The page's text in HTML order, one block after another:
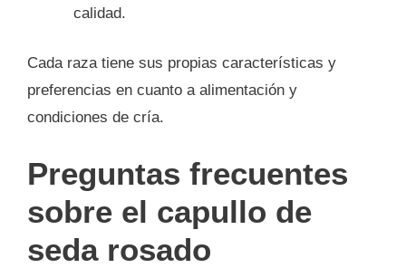
calidad.
Cada raza tiene sus propias características y
preferencias en cuanto a alimentación y
condiciones de cría.
Preguntas frecuentes
sobre el capullo de
seda rosado